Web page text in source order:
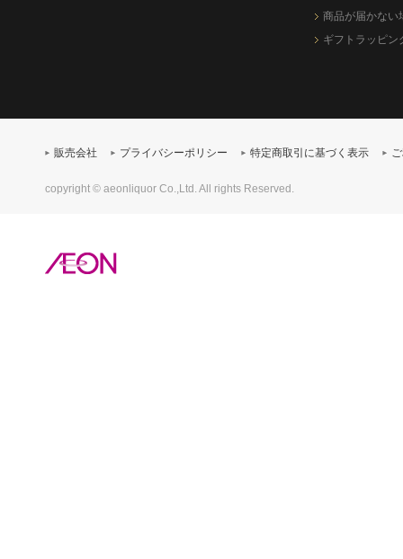
商品が届かない
ギフトラッピン
販売会社 プライバシーポリシー 特定商取引に基づく表示
copyright © aeonliquor Co.,Ltd. All rights Reserved.